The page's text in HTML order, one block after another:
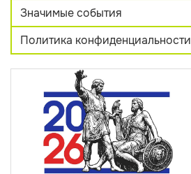
Значимые события
Политика конфиденциальности